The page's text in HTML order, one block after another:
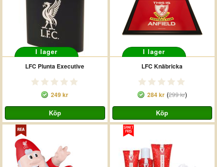
I lager
LFC Plunta Executive
249 kr
I lager
LFC Knäbricka
284 kr(299 kr)